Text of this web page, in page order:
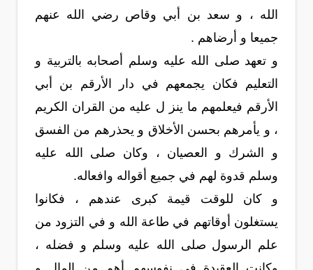
الله ، و سعد بن أبي وقاص رضي الله عنهم
جميعا و أرضاهم .
و تعهد صلى الله عليه وسلم أصحابه بالتربية و
التعليم فكان يجمعهم في دار الأرقم بن أبي
الأرقم فيعلمهم ما ينز ل عليه من القران الكريم
، و يأمرهم بحسن الأخلاق و يحذرهم من الفسق
و الشرك و العصيان ، وكان صلى الله عليه
وسلم قدوة لهم في جميع أقواله وافعاله.
و كان للوقت قيمة كبرى عندهم ، فكانوا
يستغلون أوقاتهم في طاعة الله و في التزود من
علم الرسول صلى الله عليه وسلم و فضله ،